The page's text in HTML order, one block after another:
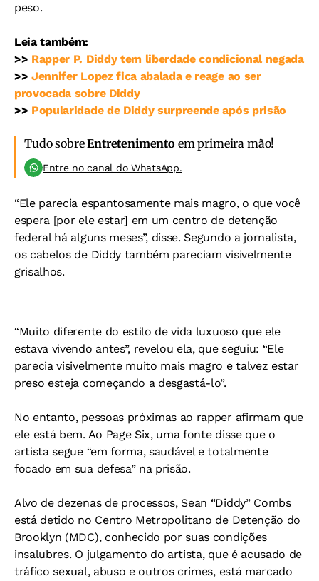
peso.
Leia também:
>> Rapper P. Diddy tem liberdade condicional negada
>>Jennifer Lopez fica abalada e reage ao ser
provocada sobre Diddy
>> Popularidade de Diddy surpreende após prisão
Tudo sobreEntretenimento em primeira mão!
Entre no canal do WhatsApp.
“Ele parecia espantosamente mais magro, o que você
espera [por ele estar] em um centro de detenção
federal há alguns meses”, disse. Segundo a jornalista,
os cabelos de Diddy também pareciam visivelmente
grisalhos.
“Muito diferente do estilo de vida luxuoso que ele
estava vivendo antes”, revelou ela, que seguiu: “Ele
parecia visivelmente muito mais magro e talvez estar
preso esteja começando a desgastá-lo”.
No entanto, pessoas próximas ao rapper afirmam que
ele está bem. Ao Page Six, uma fonte disse que o
artista segue “em forma, saudável e totalmente
focado em sua defesa” na prisão.
Alvo de dezenas de processos, Sean “Diddy” Combs
está detido no Centro Metropolitano de Detenção do
Brooklyn (MDC), conhecido por suas condições
insalubres. O julgamento do artista, que é acusado de
tráfico sexual, abuso e outros crimes, está marcado